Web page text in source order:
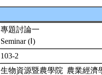
專題討論一
Seminar (Ⅰ)
103-2
生物資源暨農學院 農業經